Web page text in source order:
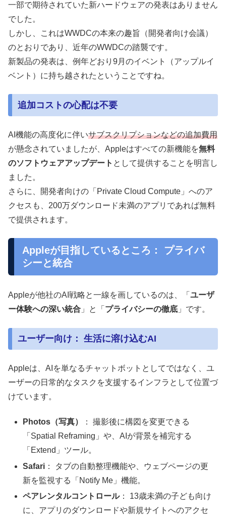
一部で期待されていた新ハードウェアの発表はありません
でした。
しかし、これはWWDCの本来の趣旨（開発者向け会議）
のとおりであり、近年のWWDCの踏襲です。
新製品の発表は、例年どおり9月のイベント（アップルイ
ベント）に持ち越されたということですね。
追加コストの心配は不要
AI機能の高度化に伴いサブスクリプションなどの追加費用
が懸念されていましたが、Appleはすべての新機能を無料
のソフトウェアアップデート として提供することを明言し
ました。
さらに、開発者向けの「Private Cloud Compute」へのア
クセスも、200万ダウンロード未満のアプリであれば無料
で提供されます。
Appleが目指しているところ： プライバ
シーと統合
Appleが他社のAI戦略と一線を画しているのは、「 ユーザ
ー体験への深い統合 」と「 プライバシーの徹底 」です。
ユーザー向け： 生活に溶け込むAI
Appleは、AIを単なるチャットボットとしてではなく、ユ
ーザーの日常的なタスクを支援するインフラとして位置づ
けています。
Photos（写真）
： 撮影後に構図を変更できる
「Spatial Reframing」や、AIが背景を補完する
「Extend」ツール。
Safari ： タブの自動整理機能や、ウェブページの更
新を監視する「Notify Me」機能。
ペアレンタルコントロール： 13歳未満の子ども向け
に、アプリのダウンロードや新規サイトへのアクセ